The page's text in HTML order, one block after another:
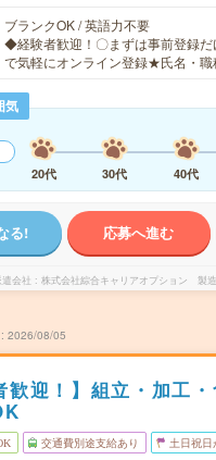
ブランクOK / 英語力不要
◆経験者歓迎！〇まずは事前登録
で気軽にオンライン登録★氏名・
気
20代
30代 40代
る! 応募へ進む
会社 株式会社綜合キャリアオプション 製造
2026/08/05
歓迎！】組立・加工
交通費別途支給あり 土日祝日